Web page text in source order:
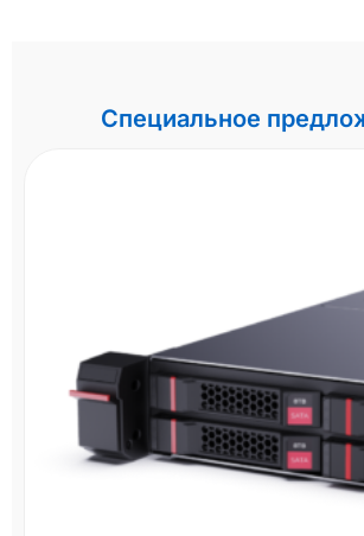
Специальное